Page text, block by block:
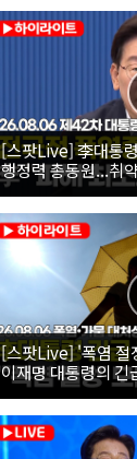
[스팟Live] 李대통
행정력 총동원...취
힘써야"｜26.08.06
보좌관회의
[스팟Live] '폭염 절
이재명 대통령의 긴
가뭄 대처상황 점검